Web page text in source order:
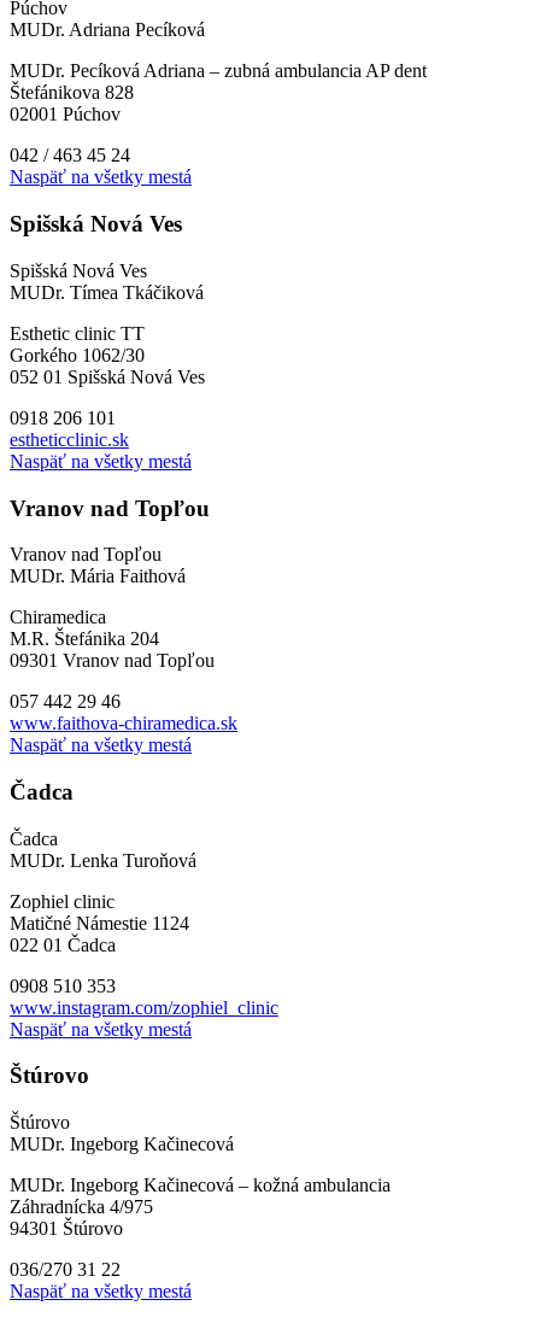
Púchov
MUDr. Adriana Pecíková
MUDr. Pecíková Adriana – zubná ambulancia AP dent
Štefánikova 828
02001 Púchov
042 / 463 45 24
Naspäť na všetky mestá
Spišská Nová Ves
Spišská Nová Ves
MUDr. Tímea Tkáčiková
Esthetic clinic TT
Gorkého 1062/30
052 01 Spišská Nová Ves
0918 206 101
estheticclinic.sk
Naspäť na všetky mestá
Vranov nad Topľou
Vranov nad Topľou
MUDr. Mária Faithová
Chiramedica
M.R. Štefánika 204
09301 Vranov nad Topľou
057 442 29 46
www.faithova-chiramedica.sk
Naspäť na všetky mestá
Čadca
Čadca
MUDr. Lenka Turoňová
Zophiel clinic
Matičné Námestie 1124
022 01 Čadca
0908 510 353
www.instagram.com/zophiel_clinic
Naspäť na všetky mestá
Štúrovo
Štúrovo
MUDr. Ingeborg Kačinecová
MUDr. Ingeborg Kačinecová – kožná ambulancia
Záhradnícka 4/975
94301 Štúrovo
036/270 31 22
Naspäť na všetky mestá